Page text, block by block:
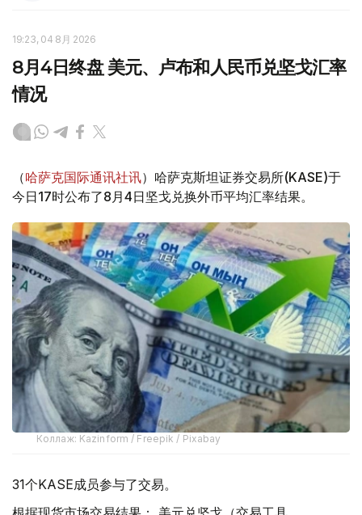
19:23, 04 8月 2026
8月4日终盘 美元、卢布和人民币兑坚戈汇率
情况
（哈萨克国际通讯社讯）哈萨克斯坦证券交易所(KASE)于
今日17时公布了8月4日坚戈兑换外币平均汇率结果。
Коллаж: Kazinform / Freepik / Pixabay
31个KASE成员参与了交易。